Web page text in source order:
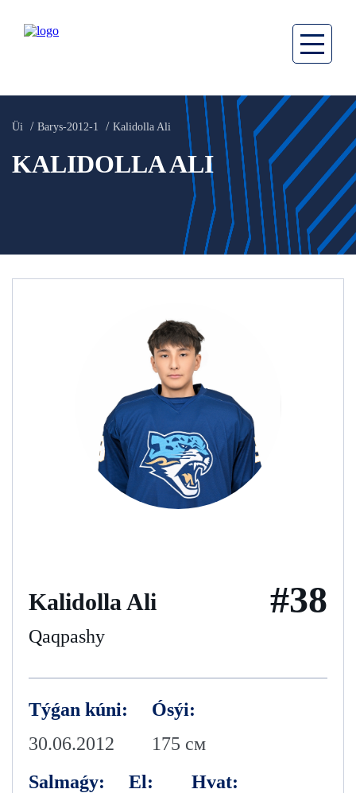
Üi Barys-2012-1 Kalidolla Ali
KALIDOLLA ALI
Kalidolla Ali
Qaqpashy
#38
Týǵan kúni:
30.06.2012
Ósýi:
175 см
Salmaǵy:
El:
Hvat: